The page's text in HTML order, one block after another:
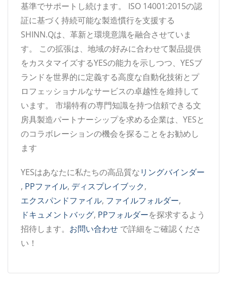
基準でサポートし続けます。 ISO 14001:2015の認
証に基づく持続可能な製造慣行を支援する
SHINN.Qは、革新と環境意識を融合させていま
す。 この拡張は、地域の好みに合わせて製品提供
をカスタマイズするYESの能力を示しつつ、YESブ
ランドを世界的に定義する高度な自動化技術とプ
ロフェッショナルなサービスの卓越性を維持して
います。 市場特有の専門知識を持つ信頼できる文
房具製造パートナーシップを求める企業は、YESと
のコラボレーションの機会を探ることをお勧めし
ます
YESはあなたに私たちの高品質なリングバインダー
, PPファイル, ディスプレイブック,
エクスパンドファイル, ファイルフォルダー,
ドキュメントバッグ, PPフォルダーを探求するよう
招待します。 お問い合わせ で詳細をご確認くださ
い！